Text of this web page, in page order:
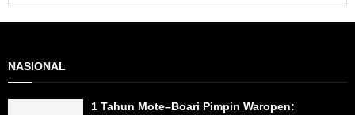
NASIONAL
1 Tahun Mote–Boari Pimpin Waropen: